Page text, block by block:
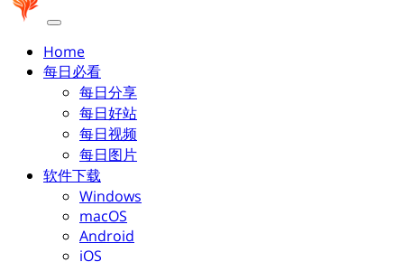
Home
每日必看
每日分享
每日好站
每日视频
每日图片
软件下载
Windows
macOS
Android
iOS